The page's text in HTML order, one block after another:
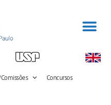
Concursos